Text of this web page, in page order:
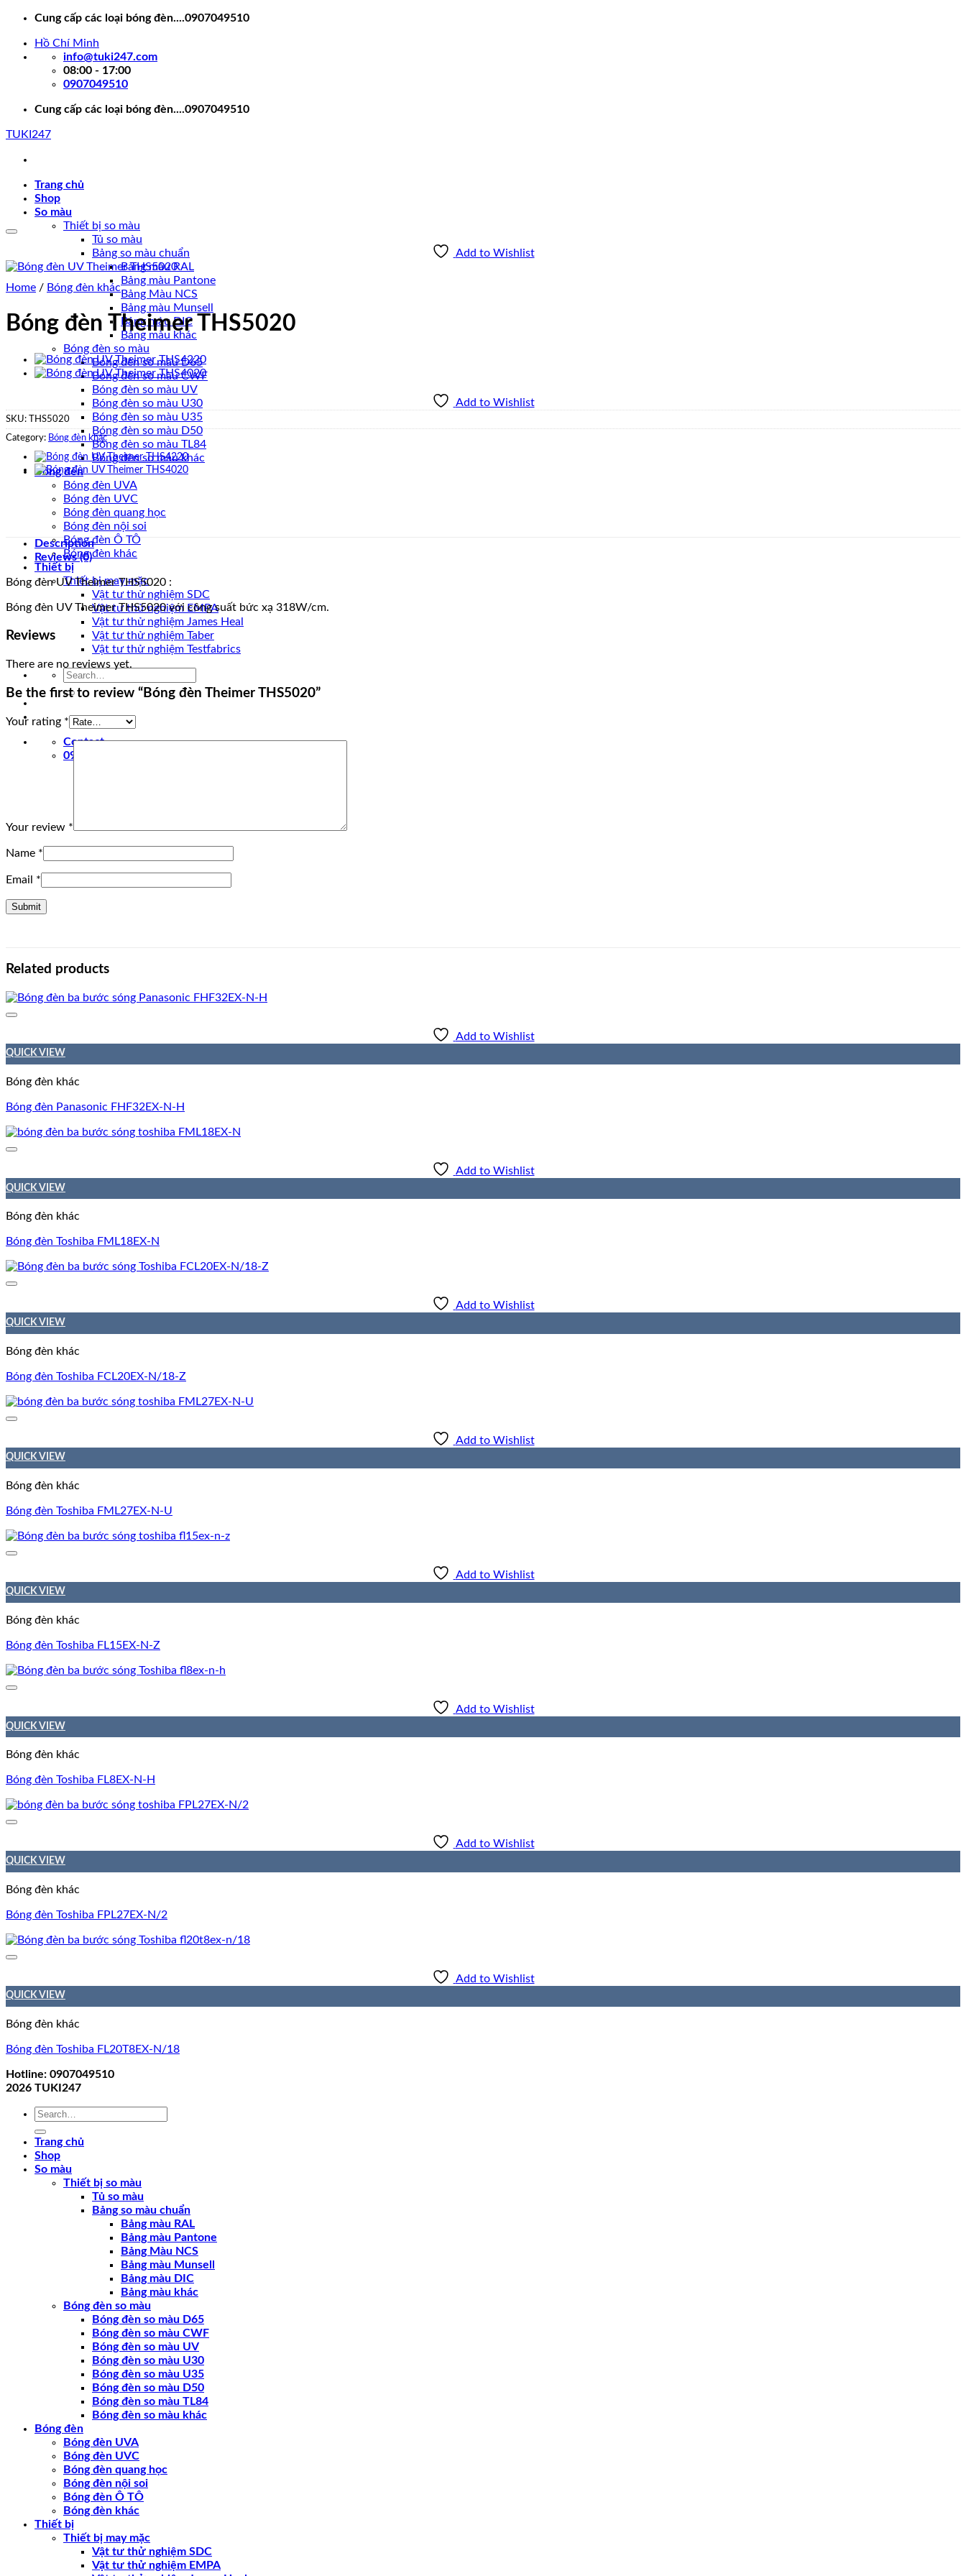
Skip
content
Cung cấp các loại bóng đèn....0907049510
Hồ Chí Minh
info@tuki247.com
08:00 - 17:00
0907049510
Cung cấp các loại bóng đèn....0907049510
TUKI247
Trang chủ
Shop
So màu
Thiết bị so màu
Tủ so màu
Bảng so màu chuẩn
Bảng màu RAL
Bảng màu Pantone
Bảng Màu NCS
Bảng màu Munsell
Bảng màu DIC
Bảng màu khác
Bóng đèn so màu
Bóng đèn so màu D65
Bóng đèn so màu CWF
Bóng đèn so màu UV
Bóng đèn so màu U30
Bóng đèn so màu U35
Bóng đèn so màu D50
Bóng đèn so màu TL84
Bóng đèn so màu khác
Bóng đèn
Bóng đèn UVA
Bóng đèn UVC
Bóng đèn quang học
Bóng đèn nội soi
Bóng đèn Ô TÔ
Bóng đèn khác
Thiết bị
Thiết bị may mặc
Vật tư thử nghiệm SDC
Vật tư thử nghiệm EMPA
Vật tư thử nghiệm James Heal
Vật tư thử nghiệm Taber
Vật tư thử nghiệm Testfabrics
Search
for:
Contact
0907049510
Add to Wishlist
Home / Bóng đèn khác
Bóng đèn Theimer THS5020
Add to Wishlist
SKU: THS5020
Category: Bóng đèn khác
Description
Reviews (0)
Bóng đèn UV Theimer THS5020 :
Bóng đèn UV Theimer THS5020 với công suất bức xạ 318W/cm.
Reviews
There are no reviews yet.
Be the first to review “Bóng đèn Theimer THS5020”
Your rating *
Your review *
Name *
Email *
Related products
Add to Wishlist
QUICK VIEW
Bóng đèn khác
Bóng đèn Panasonic FHF32EX-N-H
Add to Wishlist
QUICK VIEW
Bóng đèn khác
Bóng đèn Toshiba FML18EX-N
Add to Wishlist
QUICK VIEW
Bóng đèn khác
Bóng đèn Toshiba FCL20EX-N/18-Z
Add to Wishlist
QUICK VIEW
Bóng đèn khác
Bóng đèn Toshiba FML27EX-N-U
Add to Wishlist
QUICK VIEW
Bóng đèn khác
Bóng đèn Toshiba FL15EX-N-Z
Add to Wishlist
QUICK VIEW
Bóng đèn khác
Bóng đèn Toshiba FL8EX-N-H
Add to Wishlist
QUICK VIEW
Bóng đèn khác
Bóng đèn Toshiba FPL27EX-N/2
Add to Wishlist
QUICK VIEW
Bóng đèn khác
Bóng đèn Toshiba FL20T8EX-N/18
Hotline: 0907049510
2026 TUKI247
Search
Trang chủ
Shop
So màu
Thiết bị so màu
Tủ so màu
Bảng so màu chuẩn
Bảng màu RAL
Bảng màu Pantone
Bảng Màu NCS
Bảng màu Munsell
Bảng màu DIC
Bảng màu khác
Bóng đèn so màu
Bóng đèn so màu D65
Bóng đèn so màu CWF
Bóng đèn so màu UV
Bóng đèn so màu U30
Bóng đèn so màu U35
Bóng đèn so màu D50
Bóng đèn so màu TL84
Bóng đèn so màu khác
Bóng đèn
Bóng đèn UVA
Bóng đèn UVC
Bóng đèn quang học
Bóng đèn nội soi
Bóng đèn Ô TÔ
Bóng đèn khác
Thiết bị
Thiết bị may mặc
Vật tư thử nghiệm SDC
Vật tư thử nghiệm EMPA